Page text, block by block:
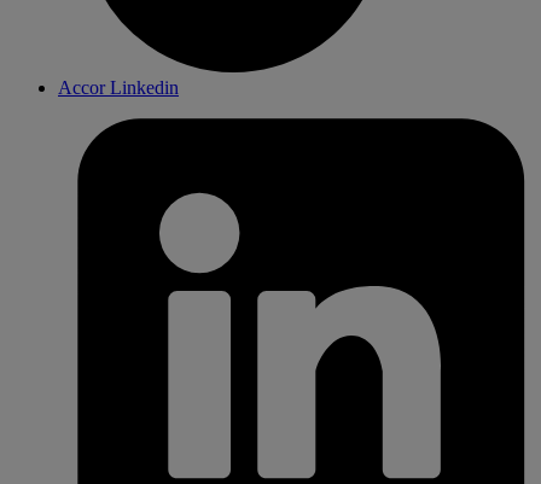
Accor Linkedin